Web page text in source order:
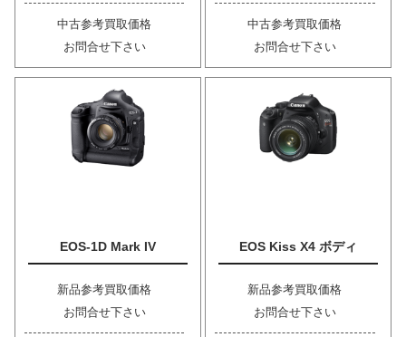
中古参考買取価格
お問合せ下さい
中古参考買取価格
お問合せ下さい
EOS-1D Mark IV
新品参考買取価格
お問合せ下さい
EOS Kiss X4 ボディ
新品参考買取価格
お問合せ下さい